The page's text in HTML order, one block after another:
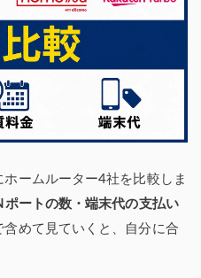
ームルーター4社を比較しま
ポートの数・端末代の支払い
含めて見ていくと、自分に合